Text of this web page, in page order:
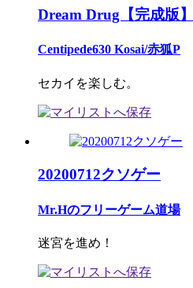
Dream Drug【完成版
Centipede630 Kosai/赤狐P
セカイを楽しむ。
20200712クソゲー
Mr.Hのフリーゲーム道場
迷宮を進め！